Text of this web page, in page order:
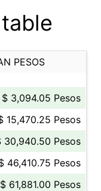
PESOS
$ 3,094.05 Pesos
15,470.25 Pesos
30,940.50 Pesos
46,410.75 Pesos
$ 61,881.00 Pesos